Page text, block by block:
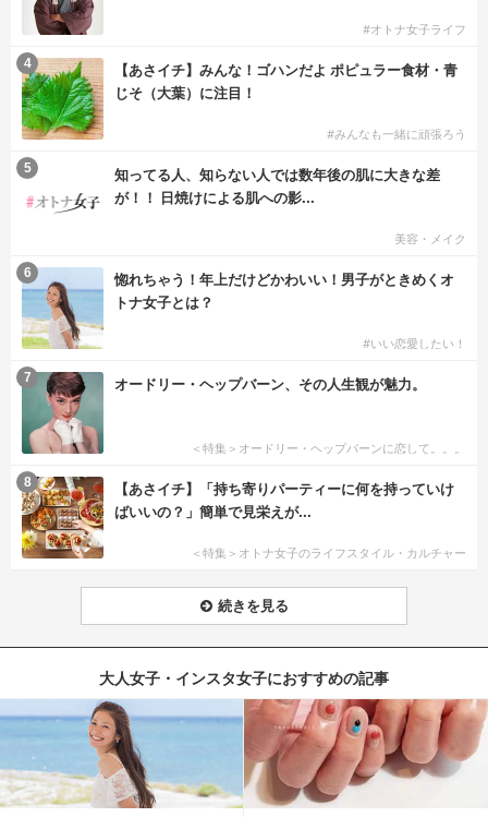
#オトナ女子ライフ
【あさイチ】みんな！ゴハンだよ ポピュラー食材・青
じそ（大葉）に注目！
#みんなも一緒に頑張ろう
4
知ってる人、知らない人では数年後の肌に大きな差
が！！ 日焼けによる肌への影...
美容・メイク
5
惚れちゃう！年上だけどかわいい！男子がときめくオ
トナ女子とは？
#いい恋愛したい！
6
オードリー・ヘップバーン、その人生観が魅力。
＜特集＞オードリー・ヘップバーンに恋して。。。
7
【あさイチ】「持ち寄りパーティーに何を持っていけ
ばいいの？」簡単で見栄えが...
＜特集＞オトナ女子のライフスタイル・カルチャー
8
続きを見る
大人女子・インスタ女子におすすめの記事